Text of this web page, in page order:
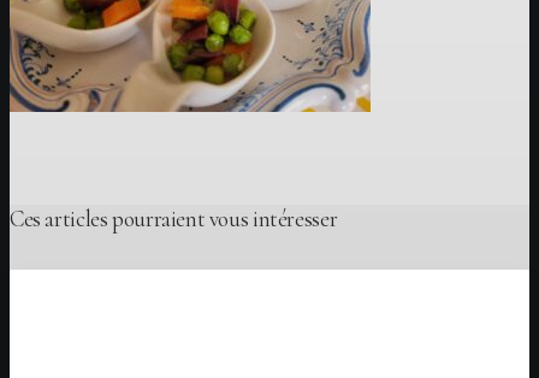
Ces articles pourraient vous intéresser